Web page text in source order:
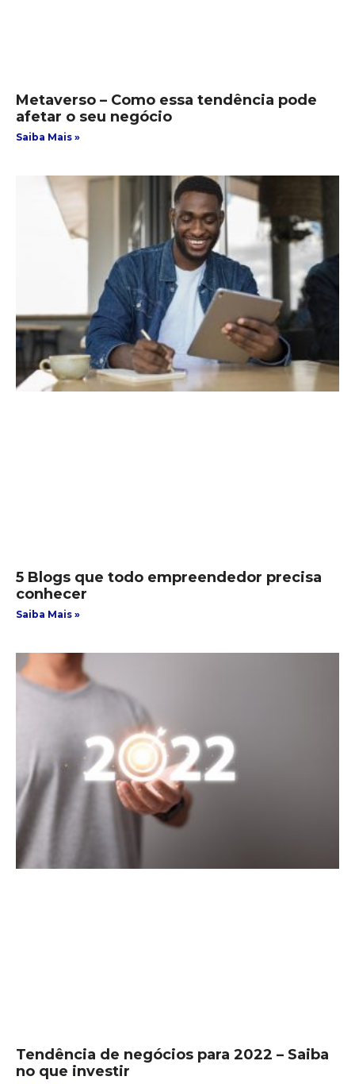
Metaverso – Como essa tendência pode
afetar o seu negócio
Saiba Mais »
5 Blogs que todo empreendedor precisa
conhecer
Saiba Mais »
Tendência de negócios para 2022 – Saiba
no que investir